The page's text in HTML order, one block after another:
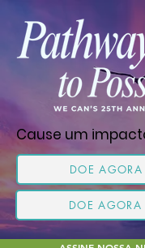
Cause um
DOE AGORA
DOE AGORA